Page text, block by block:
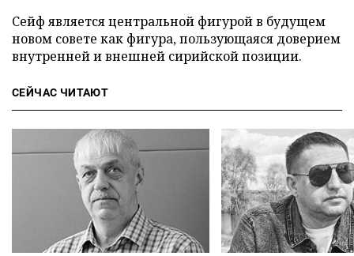
Сейф является центральной фигурой в будущем
новом совете как фигура, пользующаяся доверием
внутренней и внешней сирийской позиции.
СЕЙЧАС ЧИТАЮТ